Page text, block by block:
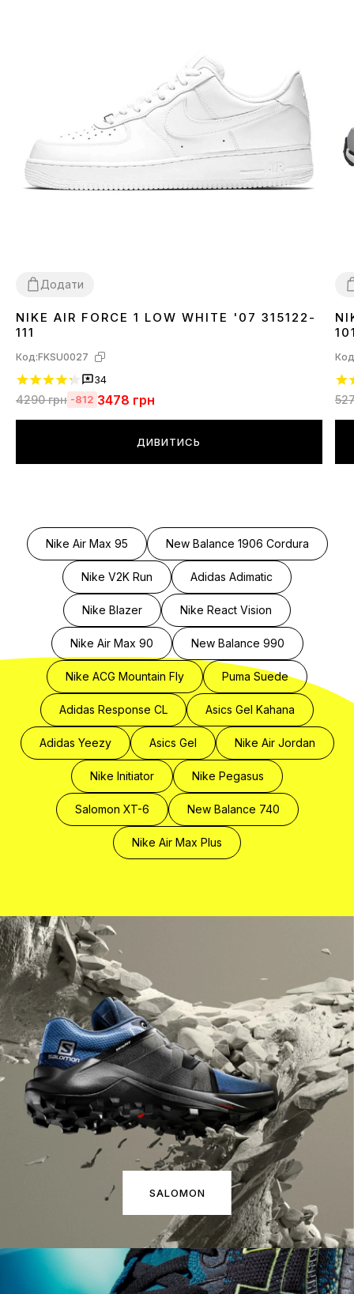
Додати
3637 38 39 40414243 444546
NIKE AIR FORCE 1 LOW WHITE '07 315122-
111
Код:FKSU0027
34
4290грн -812 3478 грн
ДИВИТИСЬ
Nike Air Max 95 New Balance 1906 Cordura
Nike V2K Run Adidas Adimatic
Nike Blazer Nike React Vision
Nike Air Max 90 New Balance 990
Nike ACG Mountain Fly Puma Suede
Adidas Response CL Asics Gel Kahana
Adidas Yeezy Asics Gel Nike Air Jordan
Nike Initiator Nike Pegasus
Salomon XT-6 New Balance 740
Nike Air Max Plus
SALOMON